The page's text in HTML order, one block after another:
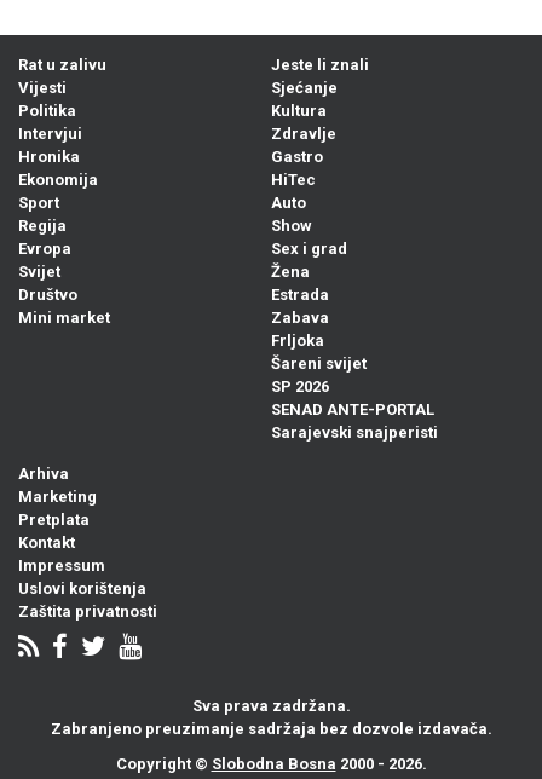
Rat u zalivu
Vijesti
Politika
Intervjui
Hronika
Ekonomija
Sport
Regija
Evropa
Svijet
Društvo
Mini market
Jeste li znali
Sjećanje
Kultura
Zdravlje
Gastro
HiTec
Auto
Show
Sex i grad
Žena
Estrada
Zabava
Frljoka
Šareni svijet
SP 2026
SENAD ANTE-PORTAL
Sarajevski snajperisti
Arhiva
Marketing
Pretplata
Kontakt
Impressum
Uslovi korištenja
Zaštita privatnosti
Sva prava zadržana.
Zabranjeno preuzimanje sadržaja bez dozvole izdavača.
Copyright © Slobodna Bosna 2000 - 2026.